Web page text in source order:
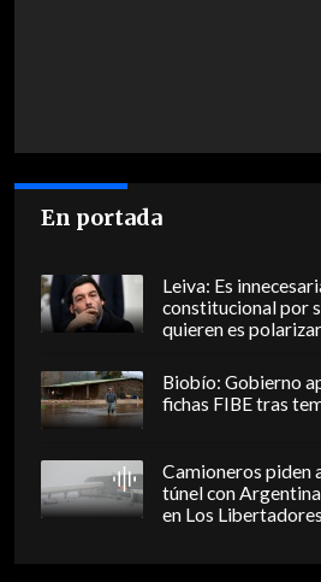
En portada
Leiva: Es
constitucional por
quieren es polarizar
Biobío: Gobierno
fichas FIBE tras
Camioneros piden
túnel con
en Los Libertadores